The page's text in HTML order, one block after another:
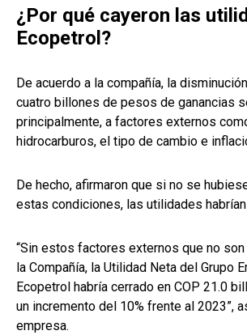
¿Por qué cayeron las
Ecopetrol?
De acuerdo a la compañía, la
cuatro billones de pesos de ganancias
principalmente, a factores externos
hidrocarburos, el tipo de cambio e
De hecho, afirmaron que si no se
estas condiciones, las utilidades
“Sin estos factores externos que no
la Compañía, la Utilidad Neta del Grupo
Ecopetrol habría cerrado en COP 21.0
un incremento del 10% frente al 2023”,
empresa.